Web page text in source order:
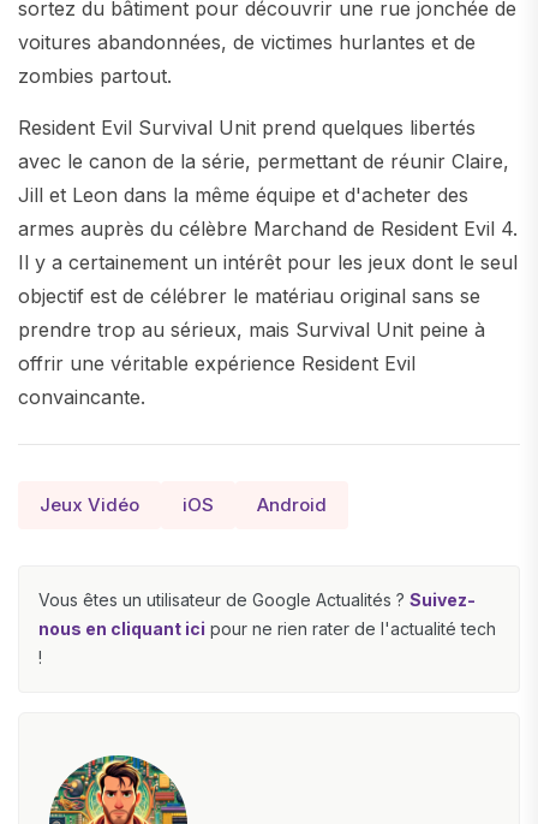
sortez du bâtiment pour découvrir une rue jonchée de
voitures abandonnées, de victimes hurlantes et de
zombies partout.
Resident Evil Survival Unit prend quelques libertés
avec le canon de la série, permettant de réunir Claire,
Jill et Leon dans la même équipe et d'acheter des
armes auprès du célèbre Marchand de Resident Evil 4.
Il y a certainement un intérêt pour les jeux dont le seul
objectif est de célébrer le matériau original sans se
prendre trop au sérieux, mais Survival Unit peine à
offrir une véritable expérience Resident Evil
convaincante.
Jeux Vidéo iOS Android
Vous êtes un utilisateur de Google Actualités ? Suivez-
nous en cliquant ici pour ne rien rater de l'actualité tech
!